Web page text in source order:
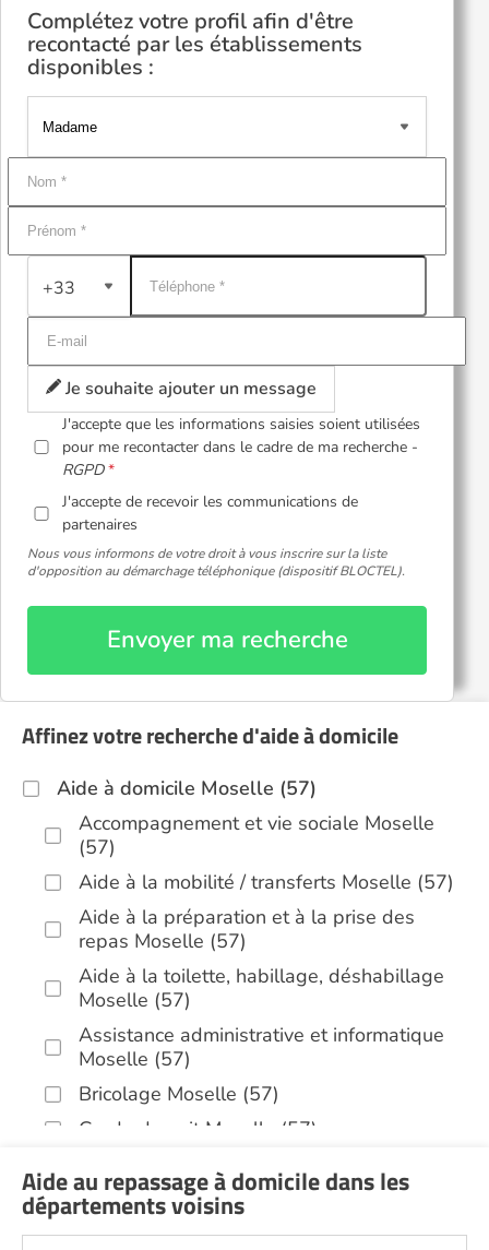
Complétez votre profil afin d'être
recontacté par les établissements
disponibles :
+33
Je souhaite ajouter un message
J'accepte que les informations saisies soient utilisées
pour me recontacter dans le cadre de ma recherche -
RGPD
J'accepte de recevoir les communications de
partenaires
Nous vous informons de votre droit à vous inscrire sur la liste
d'opposition au démarchage téléphonique (dispositif BLOCTEL).
Envoyer ma recherche
Affinez votre recherche d'aide à domicile
Aide à domicile Moselle (57)
Accompagnement et vie sociale Moselle
(57)
Aide à la mobilité / transferts Moselle (57)
Aide à la préparation et à la prise des
repas Moselle (57)
Aide à la toilette, habillage, déshabillage
Moselle (57)
Assistance administrative et informatique
Moselle (57)
Bricolage Moselle (57)
Garde de nuit Moselle (57)
Jardinage Moselle (57)
Aide aux courses Moselle (57)
Aide au repassage à domicile dans les
départements voisins